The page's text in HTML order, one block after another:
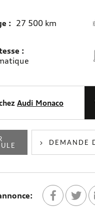
: 27 500 km
:
Audi Monaco
DEMANDE